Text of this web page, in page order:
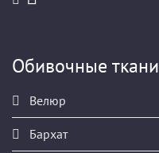
Обивочные ткани
Велюр
Бархат